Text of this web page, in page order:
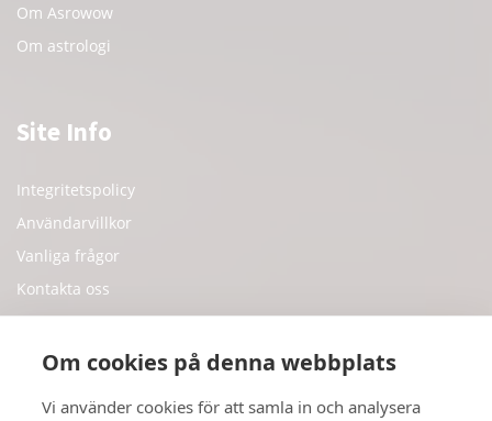
Om Asrowow
Om astrologi
Site Info
Integritetspolicy
Användarvillkor
Vanliga frågor
Kontakta oss
Supportärende
Sociale Medier
Om cookies på denna webbplats
Vi använder cookies för att samla in och analysera